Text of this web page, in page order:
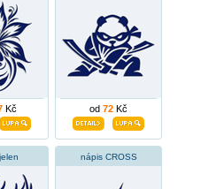
Kč od 72 Kč
nápis CROSS